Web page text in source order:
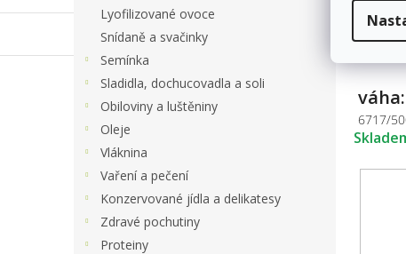
Lyofilizované ovoce
Snídaně a svačinky
Semínka
Sladidla, dochucovadla a soli
Obiloviny a luštěniny
Oleje
Vláknina
Vaření a pečení
Konzervované jídla a delikatesy
Zdravé pochutiny
Proteiny
6717/